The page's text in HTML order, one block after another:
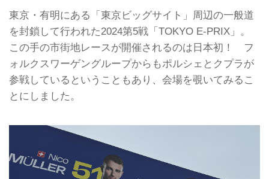
東京・有明にある「東京ビッグサイト」周辺の一般道
を封鎖して行われた2024第5戦「TOKYO E-PRIX」。
この手の市街地レースが開催されるのは日本初！ フ
ォルクスワーゲングループからもポルシェとクプラが
参戦しているということもあり、会場を覗いてみるこ
とにしました。